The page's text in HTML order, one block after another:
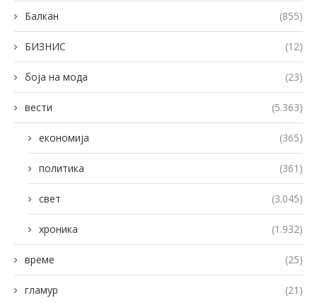
Балкан (855)
БИЗНИС (12)
боја на мода (23)
вести (5.363)
економија (365)
политика (361)
свет (3.045)
хроника (1.932)
време (25)
гламур (21)